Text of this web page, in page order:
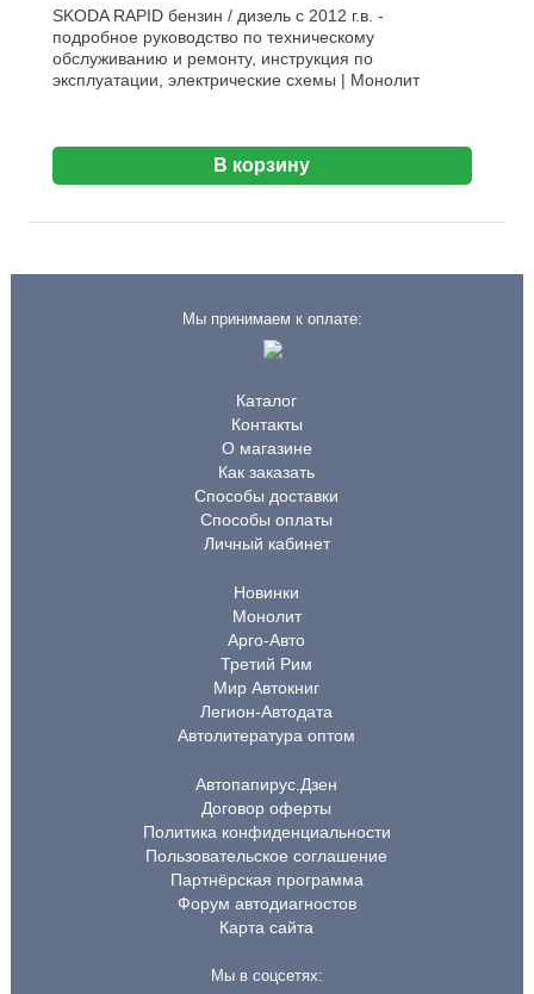
SKODA RAPID бензин / дизель с 2012 г.в. -
подробное руководство по техническому
обслуживанию и ремонту, инструкция по
эксплуатации, электрические схемы | Монолит
В корзину
Мы принимаем к оплате:
Каталог
Контакты
О магазине
Как заказать
Способы доставки
Способы оплаты
Личный кабинет
Новинки
Монолит
Арго-Авто
Третий Рим
Мир Автокниг
Легион-Автодата
Автолитература оптом
Автопапирус.Дзен
Договор оферты
Политика конфиденциальности
Пользовательское соглашение
Партнёрская программа
Форум автодиагностов
Карта сайта
Мы в соцсетях: